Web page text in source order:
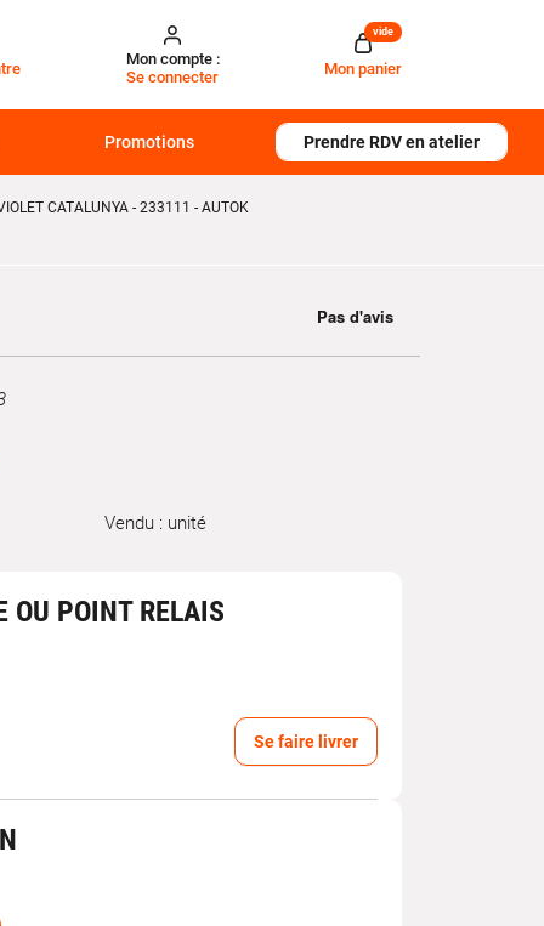
Mon compte :
Se connecter
Mon panier
vide
Promotions Prendre RDV en atelier
CATALUNYA - 233111 - AUTOK
Vendu : unité
OU POINT RELAIS
Se faire livrer